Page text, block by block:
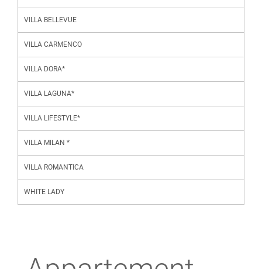
VILLA BELLEVUE
VILLA CARMENCO
VILLA DORA*
VILLA LAGUNA*
VILLA LIFESTYLE*
VILLA MILAN *
VILLA ROMANTICA
WHITE LADY